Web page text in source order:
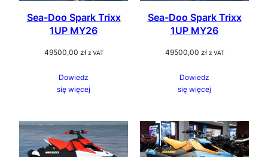
Sea-Doo Spark Trixx
1UP MY26
49500,00 zł z VAT
Dowiedz
się więcej
Sea-Doo Spark Trixx
1UP MY26
49500,00 zł z VAT
Dowiedz
się więcej